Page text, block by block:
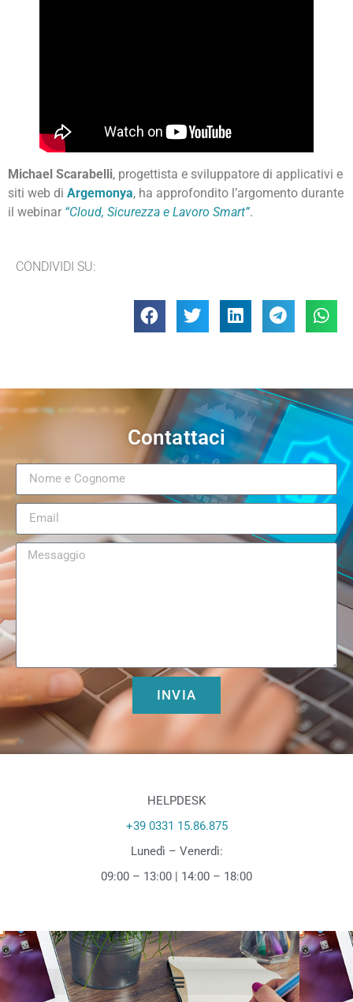
Michael Scarabelli, progettista e sviluppatore di applicativi e
siti web di Argemonya, ha approfondito l’argomento durante
il webinar “Cloud, Sicurezza e Lavoro Smart”.
CONDIVIDI SU:
Contattaci
INVIA
HELPDESK
+39 0331 15.86.875
Lunedì – Venerdì:
09:00 – 13:00 | 14:00 – 18:00